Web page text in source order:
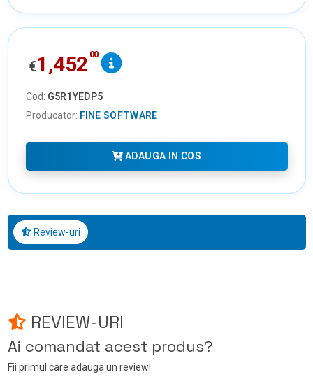
€1,452 00
Cod: G5R1YEDP5
Producator: FINE SOFTWARE
ADAUGA IN COS
Review-uri
REVIEW-URI
Ai comandat acest produs?
Fii primul care adauga un review!